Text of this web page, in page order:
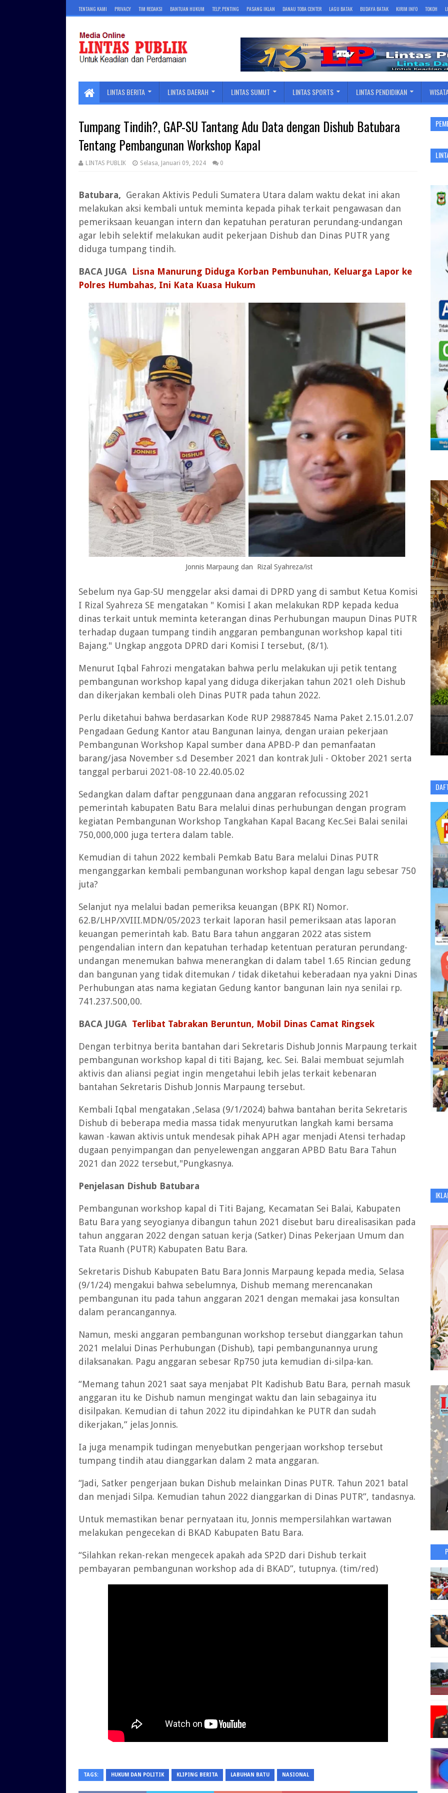
TENTANG KAMI PRIVACY TIM REDAKSI BANTUAN HUKUM TELP, PENTING PASANG IKLAN DANAU TOBA CENTER LAGU BATAK BUDAYA BATAK KIRIM INFO TOKOH
LINTAS BERITA LINTAS DAERAH LINTAS SUMUT LINTAS SPORTS LINTAS PENDIDIKAN
Tumpang Tindih?, GAP-SU Tantang Adu Data dengan Dishub Batubara
Tentang Pembangunan Workshop Kapal
LINTAS PUBLIK Selasa, Januari 09, 2024 0
Batubara, Gerakan Aktivis Peduli Sumatera Utara dalam waktu dekat ini akan
melakukan aksi kembali untuk meminta kepada pihak terkait pengawasan dan
pemeriksaan keuangan intern dan kepatuhan peraturan perundang-undangan
agar lebih selektif melakukan audit pekerjaan Dishub dan Dinas PUTR yang
diduga tumpang tindih.
BACA JUGA Lisna Manurung Diduga Korban Pembunuhan, Keluarga Lapor ke
Polres Humbahas, Ini Kata Kuasa Hukum
Jonnis Marpaung dan Rizal Syahreza/ist
Sebelum nya Gap-SU menggelar aksi damai di DPRD yang di sambut Ketua Komisi
I Rizal Syahreza SE mengatakan " Komisi I akan melakukan RDP kepada kedua
dinas terkait untuk meminta keterangan dinas Perhubungan maupun Dinas PUTR
terhadap dugaan tumpang tindih anggaran pembangunan workshop kapal titi
Bajang." Ungkap anggota DPRD dari Komisi I tersebut, (8/1).
Menurut Iqbal Fahrozi mengatakan bahwa perlu melakukan uji petik tentang
pembangunan workshop kapal yang diduga dikerjakan tahun 2021 oleh Dishub
dan dikerjakan kembali oleh Dinas PUTR pada tahun 2022.
Perlu diketahui bahwa berdasarkan Kode RUP 29887845 Nama Paket 2.15.01.2.07
Pengadaan Gedung Kantor atau Bangunan lainya, dengan uraian pekerjaan
Pembangunan Workshop Kapal sumber dana APBD-P dan pemanfaatan
barang/jasa November s.d Desember 2021 dan kontrak Juli - Oktober 2021 serta
tanggal perbarui 2021-08-10 22.40.05.02
Sedangkan dalam daftar penggunaan dana anggaran refocussing 2021
pemerintah kabupaten Batu Bara melalui dinas perhubungan dengan program
kegiatan Pembangunan Workshop Tangkahan Kapal Bacang Kec.Sei Balai senilai
750,000,000 juga tertera dalam table.
Kemudian di tahun 2022 kembali Pemkab Batu Bara melalui Dinas PUTR
menganggarkan kembali pembangunan workshop kapal dengan lagu sebesar 750
juta?
Selanjut nya melalui badan pemeriksa keuangan (BPK RI) Nomor.
62.B/LHP/XVIII.MDN/05/2023 terkait laporan hasil pemeriksaan atas laporan
keuangan pemerintah kab. Batu Bara tahun anggaran 2022 atas sistem
pengendalian intern dan kepatuhan terhadap ketentuan peraturan perundang-
undangan menemukan bahwa menerangkan di dalam tabel 1.65 Rincian gedung
dan bangunan yang tidak ditemukan / tidak diketahui keberadaan nya yakni Dinas
Perhubungan atas nama kegiatan Gedung kantor bangunan lain nya senilai rp.
741.237.500,00.
BACA JUGA Terlibat Tabrakan Beruntun, Mobil Dinas Camat Ringsek
Dengan terbitnya berita bantahan dari Sekretaris Dishub Jonnis Marpaung terkait
pembangunan workshop kapal di titi Bajang, kec. Sei. Balai membuat sejumlah
aktivis dan aliansi pegiat ingin mengetahui lebih jelas terkait kebenaran
bantahan Sekretaris Dishub Jonnis Marpaung tersebut.
Kembali Iqbal mengatakan ,Selasa (9/1/2024) bahwa bantahan berita Sekretaris
Dishub di beberapa media massa tidak menyurutkan langkah kami bersama
kawan -kawan aktivis untuk mendesak pihak APH agar menjadi Atensi terhadap
dugaan penyimpangan dan penyelewengan anggaran APBD Batu Bara Tahun
2021 dan 2022 tersebut,"Pungkasnya.
Penjelasan Dishub Batubara
Pembangunan workshop kapal di Titi Bajang, Kecamatan Sei Balai, Kabupaten
Batu Bara yang seyogianya dibangun tahun 2021 disebut baru direalisasikan pada
tahun anggaran 2022 dengan satuan kerja (Satker) Dinas Pekerjaan Umum dan
Tata Ruanh (PUTR) Kabupaten Batu Bara.
Sekretaris Dishub Kabupaten Batu Bara Jonnis Marpaung kepada media, Selasa
(9/1/24) mengakui bahwa sebelumnya, Dishub memang merencanakan
pembangunan itu pada tahun anggaran 2021 dengan memakai jasa konsultan
dalam perancangannya.
Namun, meski anggaran pembangunan workshop tersebut dianggarkan tahun
2021 melalui Dinas Perhubungan (Dishub), tapi pembangunannya urung
dilaksanakan. Pagu anggaran sebesar Rp750 juta kemudian di-silpa-kan.
“Memang tahun 2021 saat saya menjabat Plt Kadishub Batu Bara, pernah masuk
anggaran itu ke Dishub namun mengingat waktu dan lain sebagainya itu
disilpakan. Kemudian di tahun 2022 itu dipindahkan ke PUTR dan sudah
dikerjakan,” jelas Jonnis.
Ia juga menampik tudingan menyebutkan pengerjaan workshop tersebut
tumpang tindih atau dianggarkan dalam 2 mata anggaran.
“Jadi, Satker pengerjaan bukan Dishub melainkan Dinas PUTR. Tahun 2021 batal
dan menjadi Silpa. Kemudian tahun 2022 dianggarkan di Dinas PUTR”, tandasnya.
Untuk memastikan benar pernyataan itu, Jonnis mempersilahkan wartawan
melakukan pengecekan di BKAD Kabupaten Batu Bara.
“Silahkan rekan-rekan mengecek apakah ada SP2D dari Dishub terkait
pembayaran pembangunan workshop ada di BKAD”, tutupnya. (tim/red)
TAGS: HUKUM DAN POLITIK KLIPING BERITA LABUHAN BATU NASIONAL